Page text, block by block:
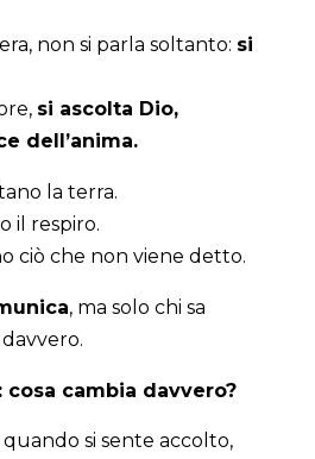
non si parla soltanto: si
si ascolta Dio,
dell’anima.
la terra.
il respiro.
ciò che non viene detto.
, ma solo chi sa
cosa cambia davvero?
quando si sente accolto,